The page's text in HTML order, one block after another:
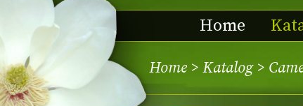
Home
Home > Katalog>